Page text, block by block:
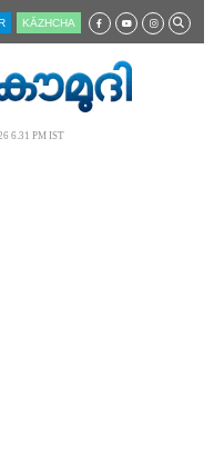
KĀZHCHA
6.31 PM IST